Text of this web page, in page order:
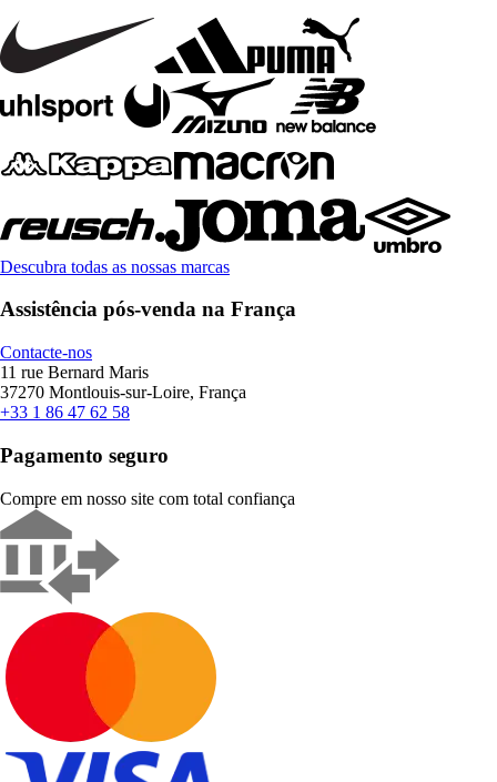
Descubra todas as nossas marcas
Assistência pós-venda na França
Contacte-nos
11 rue Bernard Maris
37270 Montlouis-sur-Loire, França
+33 1 86 47 62 58
Pagamento seguro
Compre em nosso site com total confiança